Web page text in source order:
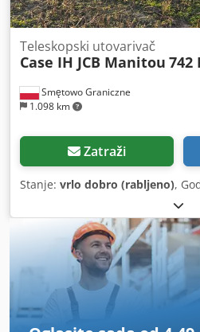
Smętowo Graniczne
1.098 km
Teleskopski utovarivač
Case IH JCB Manitou
Zatraži
Stanje: vrlo dobro (rabljeno),